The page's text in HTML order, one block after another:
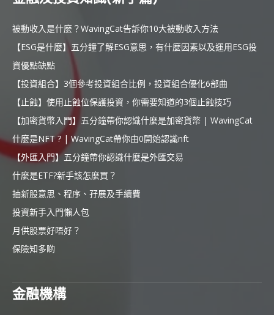
被動收入是什麼？WavingCat告訴你10大被動收入方法
【ESG是什麼】五分鐘了解ESG意思，有什麼因素以及運用ESG投
資優點缺點
【投資組合】3個參考投資組合比例，投資組合優化6部曲
【止蝕】使用止蝕位保護投資，你需要知道的3個止蝕技巧
【加密貨幣入門】五分鐘帶你認識什麼是加密貨幣 | WavingCat
什麼是NFT ? | WavingCat帶你由0開始認識nft
【外匯入門】五分鐘帶你認識什麼是外匯交易
什麼是ETF?新手該怎麼買？
抽新股意思、程序、孖展及手續費
投資新手入門懶人包
月供股票好唔好？
保險知多啲
金融機構